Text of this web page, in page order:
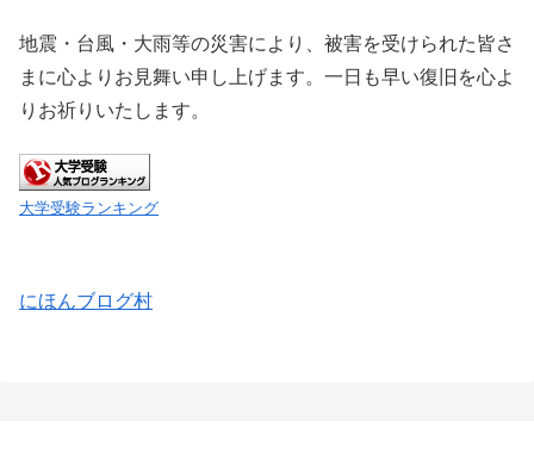
地震・台風・大雨等の災害により、被害を受けられた皆さ
まに心よりお見舞い申し上げます。一日も早い復旧を心よ
りお祈りいたします。
大学受験ランキング
にほんブログ村